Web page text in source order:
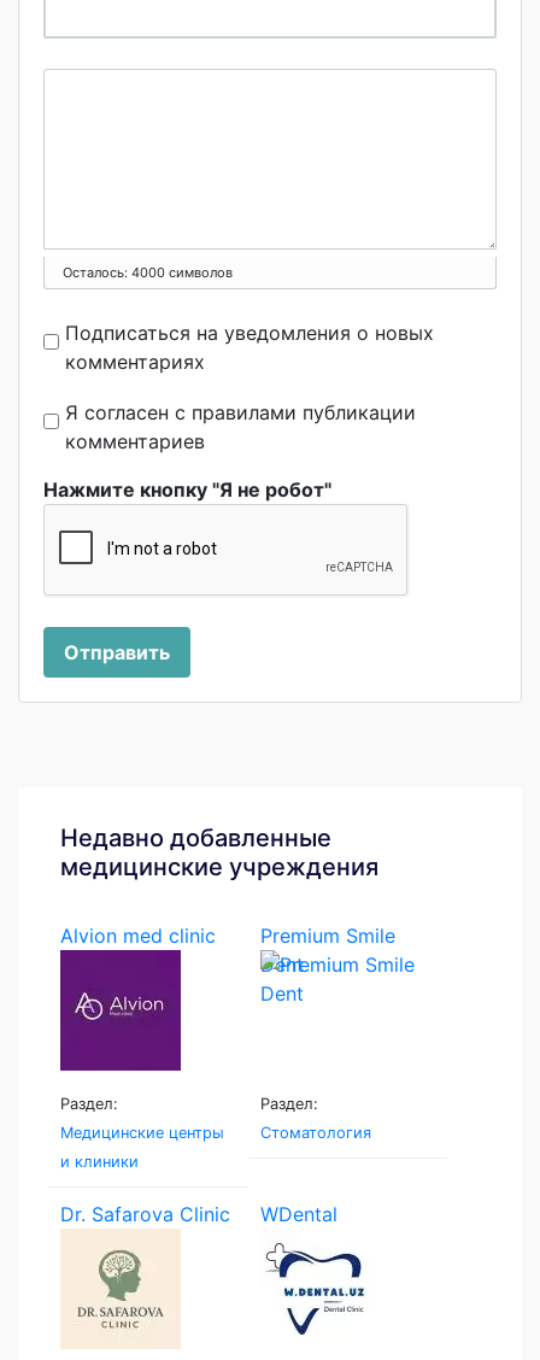
Осталось: 4000 символов
Подписаться на уведомления о новых
комментариях
Я согласен с правилами публикации
комментариев
Нажмите кнопку "Я не робот"
Отправить
Недавно добавленные
медицинские учреждения
Alvion med clinic
Раздел:
Медицинские центры
и клиники
Premium Smile
Dent
Раздел:
Стоматология
Dr. Safarova Clinic WDental